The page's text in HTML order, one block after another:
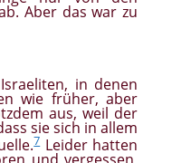
Aber das war zu
in denen
wie früher, aber
aus, weil der
sie sich in allem
7Leider hatten